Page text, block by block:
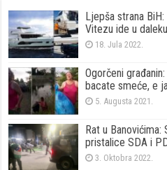
Ljepša strana
Vitezu ide u
18. Jula 2022.
Ogorčeni
bacate smeće, e
5. Augusta 2021.
Rat u
pristalice SDA i
3. Oktobra 2022.